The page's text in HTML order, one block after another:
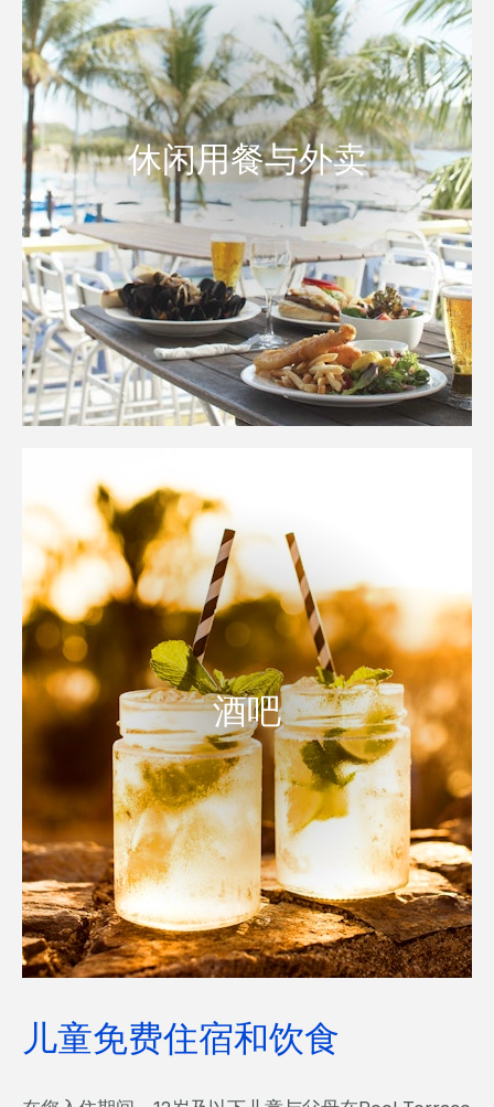
休闲用餐与外卖
休闲用餐与外卖
让您的假期尽可能舒适悠闲，汉密尔顿岛提供一系列选择，您可以享
用美味的轻食和咖啡。
了解更多
酒吧
酒吧
无论您是想要享用晚餐前日落下的鸡尾酒，还是一杯助眠的晚安酒，
您都能找到合适的。
了解更多
儿童免费住宿和饮食